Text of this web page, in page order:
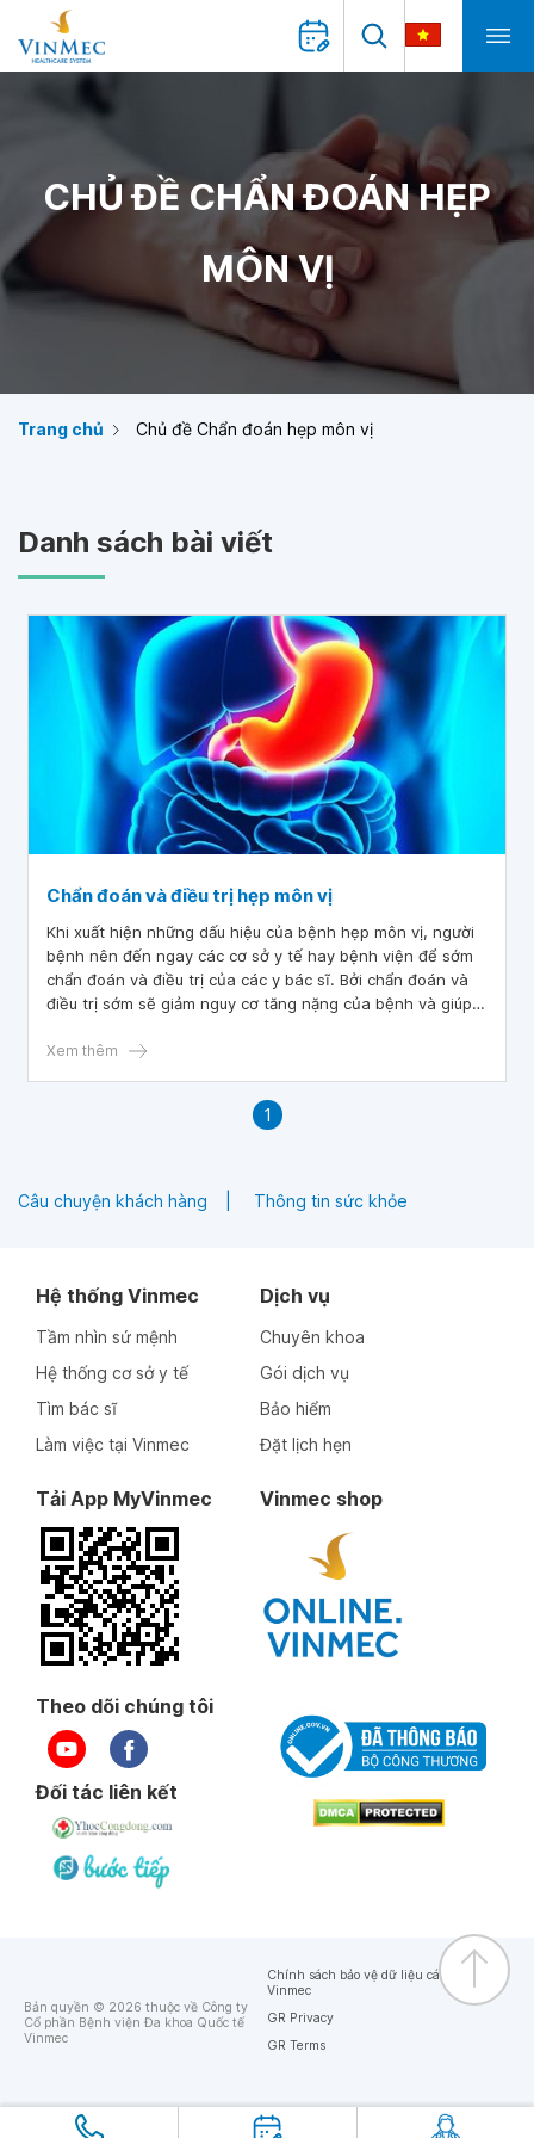
CHỦ ĐỀ CHẨN ĐOÁN HẸP
MÔN VỊ
Trang chủ Chủ đề Chẩn đoán hẹp môn vị
Danh sách bài viết
Chẩn đoán và điều trị hẹp môn vị
Khi xuất hiện những dấu hiệu của bệnh hẹp môn vị, người
bệnh nên đến ngay các cơ sở y tế hay bệnh viện để sớm
chẩn đoán và điều trị của các y bác sĩ. Bởi chẩn đoán và
điều trị sớm sẽ giảm nguy cơ tăng nặng của bệnh và giúp
Xem thêm
1
Câu chuyện khách hàng Thông tin sức khỏe
Hệ thống Vinmec
Tầm nhìn sứ mệnh
Hệ thống cơ sở y tế
Tìm bác sĩ
Làm việc tại Vinmec
Dịch vụ
Chuyên khoa
Gói dịch vụ
Bảo hiểm
Đặt lịch hẹn
Tải App MyVinmec Vinmec shop
Theo dõi chúng tôi
Đối tác liên kết
Bản quyền © 2026 thuộc về Công ty
Cổ phần Bệnh viện Đa khoa Quốc tế
Vinmec
Chính sách bảo vệ dữ liệu cá nhân của
Vinmec
GR Privacy
GR Terms